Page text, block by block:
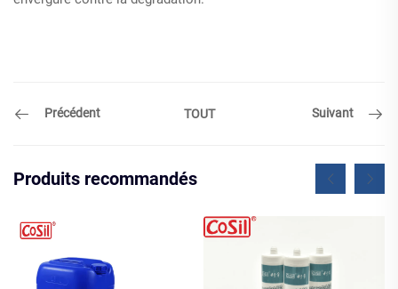
Précédent TOUT Suivant
Produits recommandés